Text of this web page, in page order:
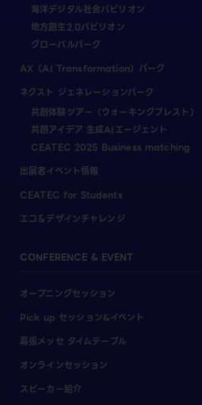
海洋デジタル社会パビリオン
地方創生2.0パビリオン
グローバルパーク
AX（AI Transformation）パーク
ネクスト ジェネレーションパーク
共創体験ツアー（ウォーキングブレスト）
共創アイデア 生成AIエージェント
CEATEC 2025 Business matching
出展者イベント情報
CEATEC for Students
エコ＆デザインチャレンジ
CONFERENCE & EVENT
オープニングセッション
Pick up セッション&イベント
幕張メッセ タイムテーブル
オンラインセッション
スピーカー紹介